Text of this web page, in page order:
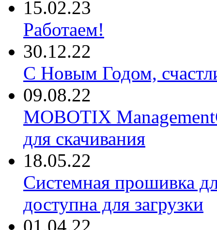
15.02.23
Работаем!
30.12.22
С Новым Годом,
09.08.22
MOBOTIX
для скачивания
18.05.22
Системная прошивка
доступна для загрузки